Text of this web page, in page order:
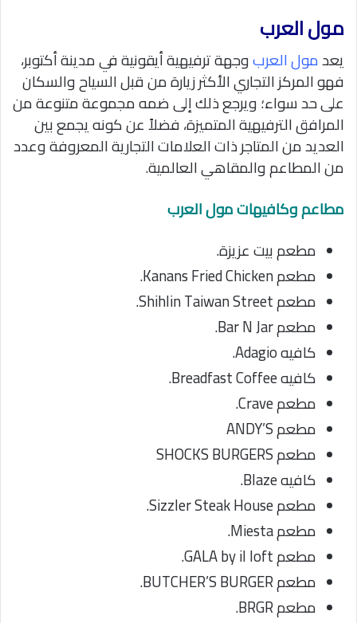
مول العرب
يعدمول العربوجهة ترفيهية أيقونية في مدينة أكتوبر،
فهو المركز التجاري الأكثر زيارة من قبل السياح والسكان
على حد سواء؛ ويرجع ذلك إلى ضمه مجموعة متنوعة من
المرافق الترفيهية المتميزة، فضلاً عن كونه يجمع بين
العديد من المتاجر ذات العلامات التجارية المعروفة وعدد
من المطاعم والمقاهي العالمية.
مطاعم وكافيهات مول العرب
مطعم بيت عزيزة.
مطعم Kanans Fried Chicken.
مطعم Shihlin Taiwan Street.
مطعم Bar N Jar.
كافيه Adagio.
كافيه Breadfast Coffee.
مطعم Crave.
مطعم ANDY’S
مطعم SHOCKS BURGERS
كافيه Blaze.
مطعم Sizzler Steak House.
مطعم Miesta.
مطعم GALA by il loft.
مطعم BUTCHER’S BURGER.
مطعم BRGR.